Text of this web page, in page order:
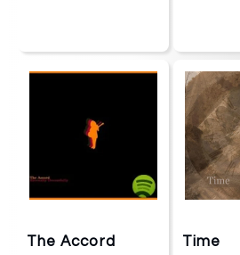
The Accord
Time